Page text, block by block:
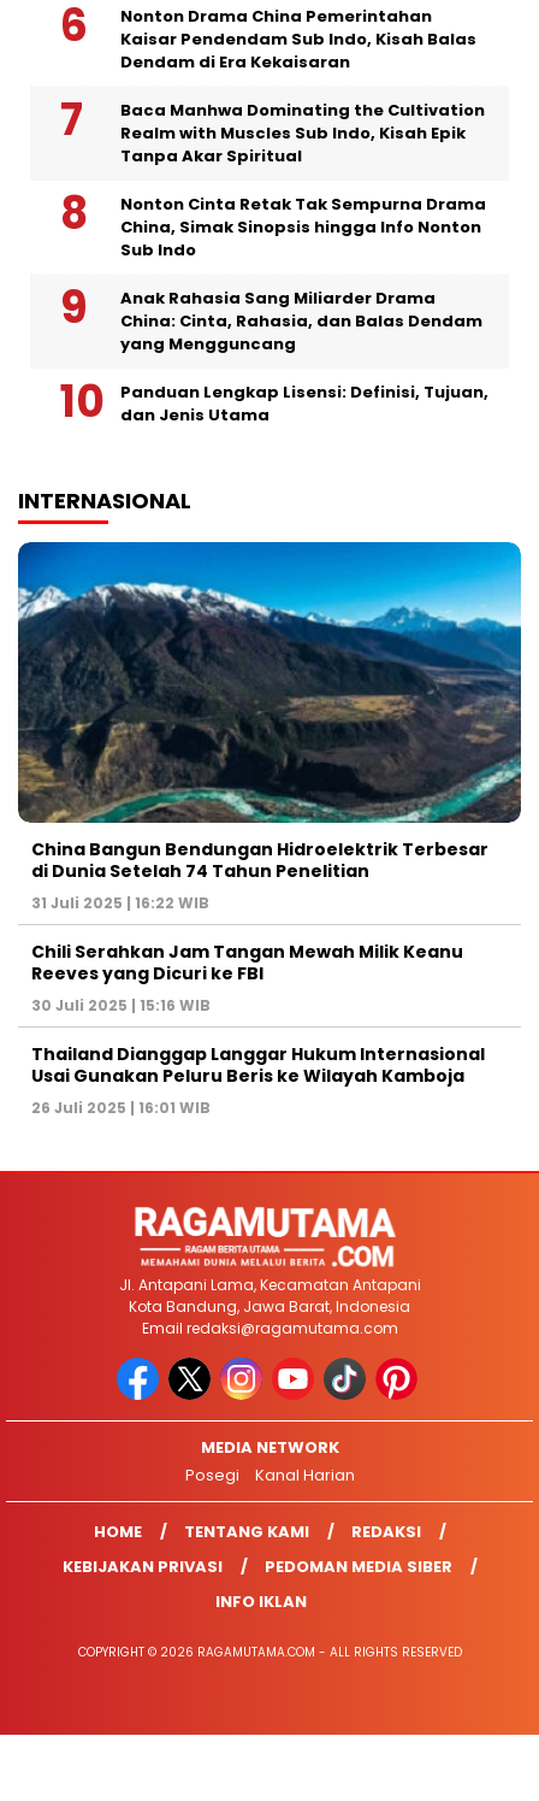
Nonton Drama China Pemerintahan
Kaisar Pendendam Sub Indo, Kisah Balas
Dendam di Era Kekaisaran
Baca Manhwa Dominating the Cultivation
Realm with Muscles Sub Indo, Kisah Epik
Tanpa Akar Spiritual
Nonton Cinta Retak Tak Sempurna Drama
China, Simak Sinopsis hingga Info Nonton
Sub Indo
Anak Rahasia Sang Miliarder Drama
China: Cinta, Rahasia, dan Balas Dendam
yang Mengguncang
Panduan Lengkap Lisensi: Definisi, Tujuan,
dan Jenis Utama
INTERNASIONAL
China Bangun Bendungan Hidroelektrik Terbesar
di Dunia Setelah 74 Tahun Penelitian
31 Juli 2025 | 16:22 WIB
Chili Serahkan Jam Tangan Mewah Milik Keanu
Reeves yang Dicuri ke FBI
30 Juli 2025 | 15:16 WIB
Thailand Dianggap Langgar Hukum Internasional
Usai Gunakan Peluru Beris ke Wilayah Kamboja
26 Juli 2025 | 16:01 WIB
Jl. Antapani Lama, Kecamatan Antapani
Kota Bandung, Jawa Barat, Indonesia
Email redaksi@ragamutama.com
MEDIA NETWORK
Posegi
Kanal Harian
HOME TENTANG KAMI
REDAKSI
KEBIJAKAN PRIVASI
PEDOMAN MEDIA SIBER
INFO IKLAN
COPYRIGHT © 2026 RAGAMUTAMA.COM - ALL RIGHTS RESERVED